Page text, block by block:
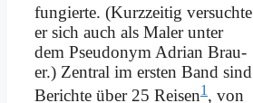
fun­gier­te. (Kurz­zei­tig ver­such­te
er sich auch als Ma­ler un­ter
dem Pseud­onym Adri­an Brau­
er.) Zen­tral im er­sten Band sind
Be­rich­te über 25 Rei­sen1 , von